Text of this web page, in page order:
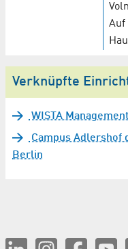
Auf
Verknüpfte
WISTA
Campus Adlershof
Berlin